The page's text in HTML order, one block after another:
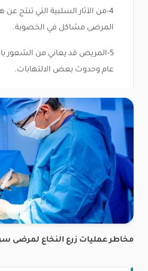
4-من الآثار السلبية التي تنتج
المرضى مشاكل في الخصوبة.
5-المريض قد يعاني من
عام وحدوث بعض الالتهابات.
مخاطر عمليات زرع النخاع لمرضى